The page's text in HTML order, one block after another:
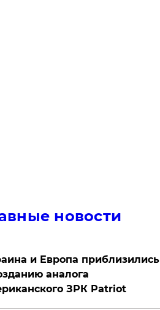
новости
и Европа приблизились
аналога
ЗРК Patriot